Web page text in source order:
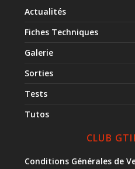
Actualités
Fiches Techniques
Galerie
Sorties
Tests
Tutos
CLUB
Conditions Générales de